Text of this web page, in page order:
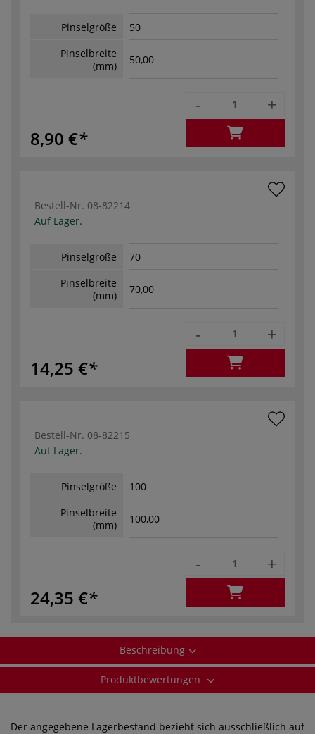
Pinselgröße
50
Pinselbreite
(mm)
50,00
8,90 €
- +
Bestell-Nr. 08-82214
Auf Lager.
Pinselgröße
70
Pinselbreite
(mm)
70,00
14,25 €
- +
Bestell-Nr. 08-82215
Auf Lager.
Pinselgröße
100
Pinselbreite
(mm)
100,00
24,35 €
- +
Beschreibung
Produktbewertungen
Der angegebene Lagerbestand bezieht sich ausschließlich auf